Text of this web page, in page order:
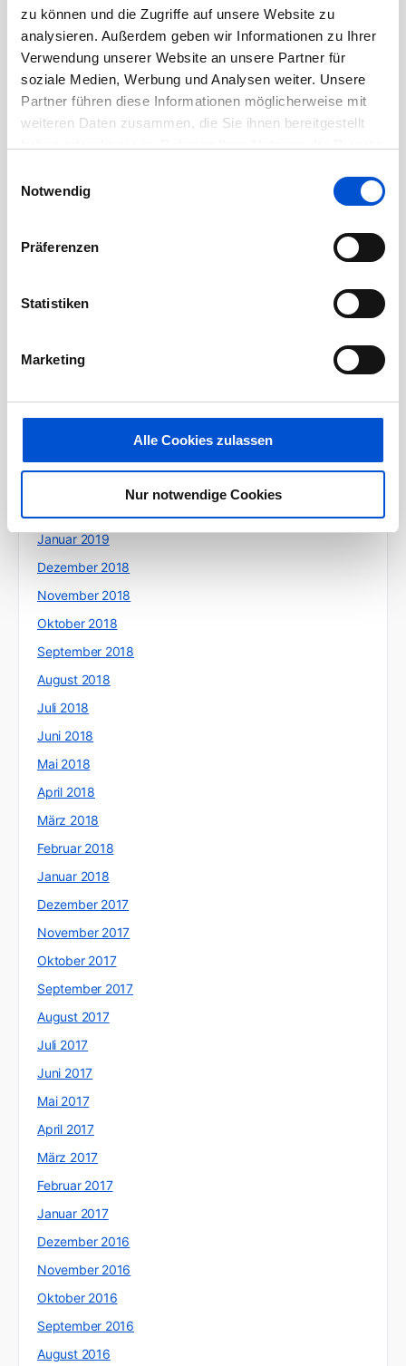
zu können und die Zugriffe auf unsere Website zu
analysieren. Außerdem geben wir Informationen zu Ihrer
Verwendung unserer Website an unsere Partner für
soziale Medien, Werbung und Analysen weiter. Unsere
Partner führen diese Informationen möglicherweise mit
weiteren Daten zusammen, die Sie ihnen bereitgestellt
Notwendig
Präferenzen
Statistiken
Marketing
Alle Cookies zulassen
Nur notwendige Cookies
Juli 2020
Juni 2020
Mai 2020
April 2020
März 2020
Januar 2020
Juli 2019
Juni 2019
Januar 2019
Dezember 2018
November 2018
Oktober 2018
September 2018
August 2018
Juli 2018
Juni 2018
Mai 2018
April 2018
März 2018
Februar 2018
Januar 2018
Dezember 2017
November 2017
Oktober 2017
September 2017
August 2017
Juli 2017
Juni 2017
Mai 2017
April 2017
März 2017
Februar 2017
Januar 2017
Dezember 2016
November 2016
Oktober 2016
September 2016
August 2016